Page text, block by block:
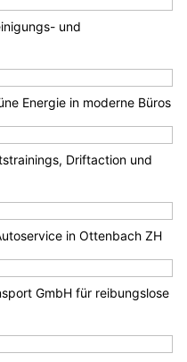
und
Energie in moderne Büros
Driftaction und
in Ottenbach ZH
GmbH für reibungslose